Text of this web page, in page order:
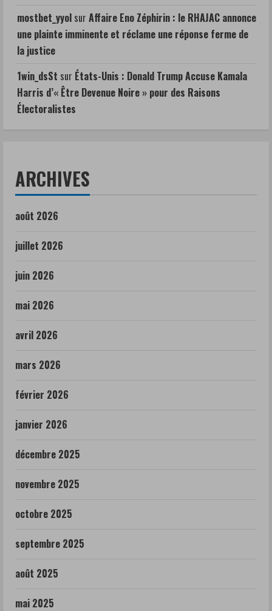
mostbet_yyol sur Affaire Eno Zéphirin : le RHAJAC annonce
une plainte imminente et réclame une réponse ferme de
la justice
1win_dsSt sur États-Unis : Donald Trump Accuse Kamala
Harris d’« Être Devenue Noire » pour des Raisons
Électoralistes
ARCHIVES
août 2026
juillet 2026
juin 2026
mai 2026
avril 2026
mars 2026
février 2026
janvier 2026
décembre 2025
novembre 2025
octobre 2025
septembre 2025
août 2025
mai 2025